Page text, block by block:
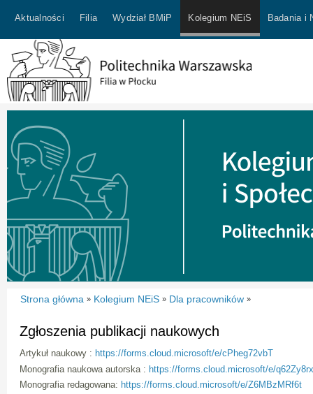
Aktualności Filia Wydział BMiP Kolegium NEiS Badania i
Strona główna » Kolegium NEiS » Dla pracowników »
Zgłoszenia publikacji naukowych
Artykuł naukowy : https://forms.cloud.microsoft/e/cPheg72vbT
Monografia naukowa autorska : https://forms.cloud.microsoft/e/
Monografia redagowana: https://forms.cloud.microsoft/e/Z6MBzMRf6t